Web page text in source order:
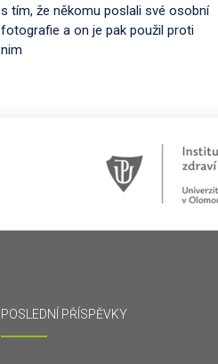
s tím, že někomu poslali své osobní
fotografie a on je pak použil proti
nim
POSLEDNÍ PŘÍSPĚVKY